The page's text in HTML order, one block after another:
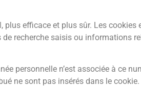
efficace et plus sûr. Les cookies
recherche saisis ou informations
personnelle n’est associée à ce
ne sont pas insérés dans le